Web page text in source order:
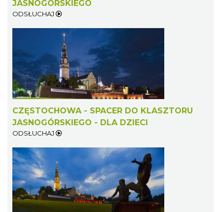
JASNOGÓRSKIEGO
ODSŁUCHAJ
CZĘSTOCHOWA - SPACER DO KLASZTORU
JASNOGÓRSKIEGO - DLA DZIECI
ODSŁUCHAJ